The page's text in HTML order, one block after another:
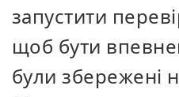
запустити
щоб бути
були збережені